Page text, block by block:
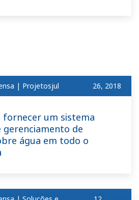
| Projetosjul 26, 2018
fornecer um sistema
gerenciamento de
água em todo o